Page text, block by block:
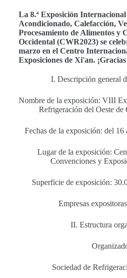
La 8.ª Exposición
Acondicionado, Calefacción,
Procesamiento de Alimentos y
Occidental (CWR2023) se
marzo en el Centro
Exposiciones de Xi'an.
I. Descripción general
Nombre de la exposición: VIII
Refrigeración del Oeste
Fechas de la exposición: del
Lugar de la exposición:
Convenciones y
Superficie de exposición:
Empresas
II. Estructura
Sociedad de